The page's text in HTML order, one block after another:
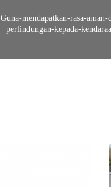
Guna-mendapatkan-rasa-
perlindungan-kepada-